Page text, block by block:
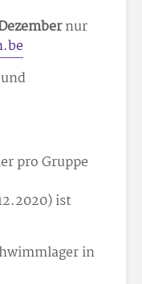
nur
pro Gruppe
ist
in